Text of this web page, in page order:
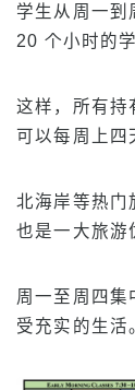
计划概述
中级水平
高级水平
托业和托
费用
学生从周一到
20 个小时的学
这样，所有持
可以每周上四
北海岸等热门
也是一大旅游
周一至周四集
受充实的生活